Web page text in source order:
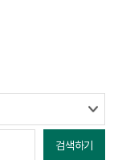
검색하기